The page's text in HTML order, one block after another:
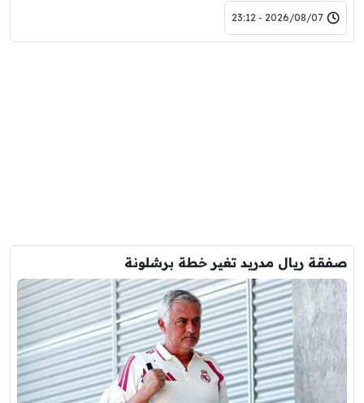
2026/08/07 - 23:12
صفقة ريال مدريد تغير خطة برشلونة